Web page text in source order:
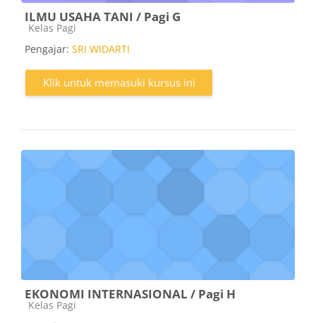
ILMU USAHA TANI / Pagi G
Kategori kursus
Kelas Pagi
Pengajar: SRI WIDARTI
Klik untuk memasuki kursus ini
EKONOMI INTERNASIONAL / Pagi H
Kategori kursus
Kelas Pagi